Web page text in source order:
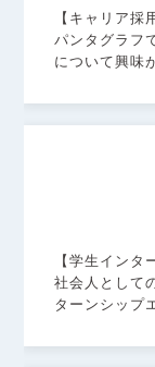
【キャリア採
パンタグラフ
について興味
【学生インタ
社会人として
ターンシップ